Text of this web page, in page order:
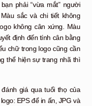
phải “vừa mắt” người
sắc và chi tiết không
không cân xứng. Màu
định đến tính cân bằng
chữ trong logo cũng cần
thể hiện sự trang nhã thì
giá qua tuổi thọ của
EPS để in ấn, JPG và